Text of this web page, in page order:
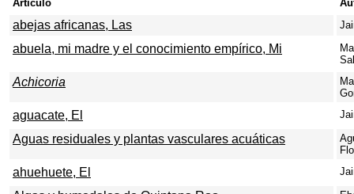
Artículo
abejas africanas, Las
abuela, mi madre y el conocimiento empírico, Mi
Achicoria
aguacate, El
Aguas residuales y plantas vasculares acuáticas
ahuehuete, El